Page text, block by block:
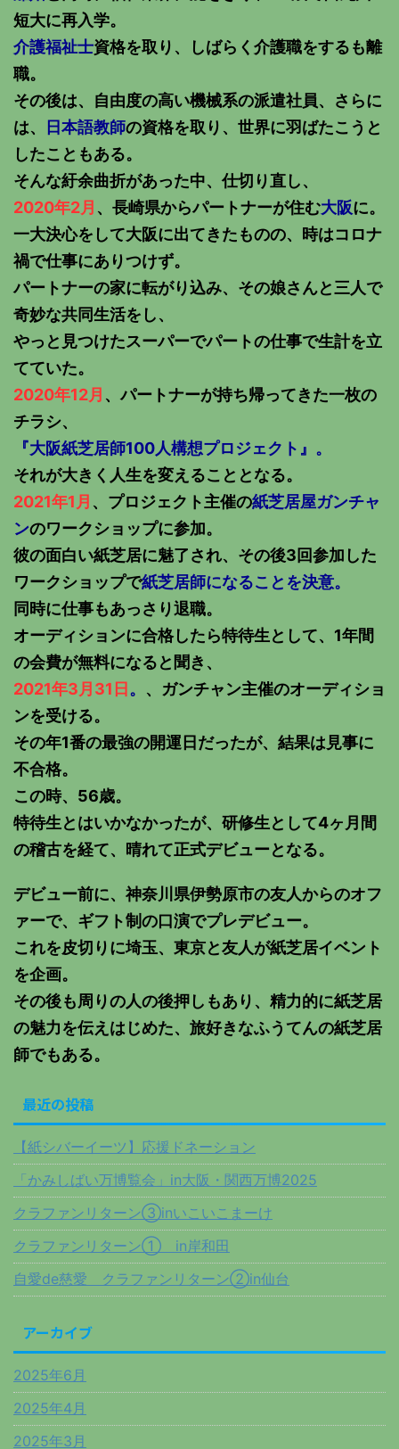
短大に再入学。
介護福祉士資格を取り、しばらく介護職をするも離
職。
その後は、自由度の高い機械系の派遣社員、さらに
は、
日本語教師の資格を取り、世界に羽ばたこうと
したこともある。
そんな紆余曲折があった中、仕切り直し、
2020年2月 、長崎県からパートナーが住む大阪に。
一大決心をして大阪に出てきたものの、時はコロナ
禍で仕事にありつけず。
パートナーの家に転がり込み、その娘さんと三人で
奇妙な共同生活をし、
やっと見つけたスーパーでパートの仕事で生計を立
てていた。
2020年12月 、パートナーが持ち帰ってきた一枚の
チラシ、
『大阪紙芝居師100人構想プロジェクト』。
それが大きく人生を変えることとなる。
2021年1月 、プロジェクト主催の紙芝居屋ガンチャ
ンのワークショップに参加。
彼の面白い紙芝居に魅了され、その後3回参加した
ワークショップで紙芝居師になることを決意。
同時に仕事もあっさり退職。
オーディションに合格したら特待生として、1年間
の会費が無料になると聞き、
2021年3月31日。 、ガンチャン主催のオーディショ
ンを受ける。
その年1番の最強の開運日だったが、結果は見事に
不合格。
この時、56歳。
特待生とはいかなかったが、研修生として4ヶ月間
の稽古を経て、晴れて正式デビューとなる。
デビュー前に、神奈川県伊勢原市の友人からのオフ
ァーで、ギフト制の口演でプレデビュー。
これを皮切りに埼玉、東京と友人が紙芝居イベント
を企画。
その後も周りの人の後押しもあり、精力的に紙芝居
の魅力を伝えはじめた、旅好きなふうてんの紙芝居
師でもある。
最近の投稿
【紙シバーイーツ】応援ドネーション
「かみしばい万博覧会」in大阪・関西万博2025
クラファンリターン③inいこいこまーけ
クラファンリターン① in岸和田
自愛de慈愛 クラファンリターン②in仙台
アーカイブ
2025年6月
2025年4月
2025年3月